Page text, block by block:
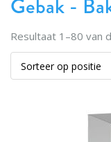
Gebak -
Resultaat 1 –80 van